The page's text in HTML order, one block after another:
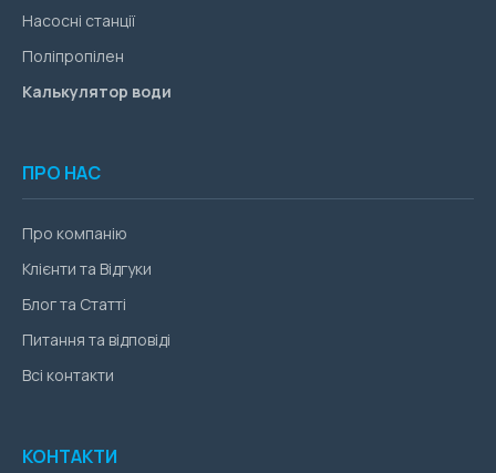
Насосні станції
Поліпропілен
Калькулятор води
ПРО НАС
Про компанію
Клієнти та Відгуки
Блог та Статті
Питання та відповіді
Всі контакти
КОНТАКТИ